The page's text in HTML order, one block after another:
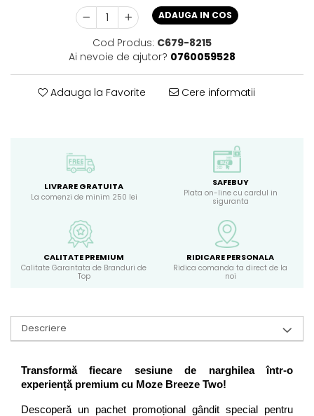
ADAUGA IN COS
Cod Produs: C679-8215
Ai nevoie de ajutor? 0760059528
Adauga la Favorite Cere informatii
LIVRARE GRATUITA
La comenzi de minim 250 lei
SAFEBUY
Plata on-line cu cardul in
siguranta
CALITATE PREMIUM
Calitate Garantata de Branduri de
Top
RIDICARE PERSONALA
Ridica comanda ta direct de la
noi
Descriere
Transformă fiecare sesiune de narghilea într-o
experiență premium cu Moze Breeze Two!
Descoperă un pachet promoțional gândit special pentru